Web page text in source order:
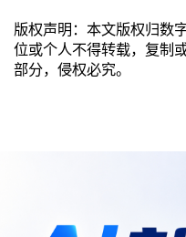
版权声明：本文版权归数
位或个人不得转载，复制
部分，侵权必究。